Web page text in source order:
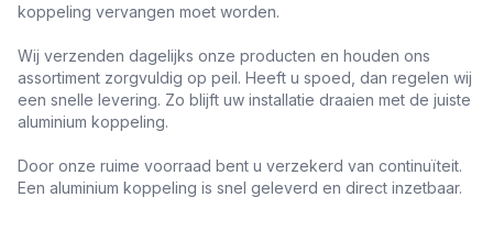
koppeling vervangen moet worden.
Wij verzenden dagelijks onze producten en houden ons
assortiment zorgvuldig op peil. Heeft u spoed, dan regelen wij
een snelle levering. Zo blijft uw installatie draaien met de juiste
aluminium koppeling.
Door onze ruime voorraad bent u verzekerd van continuïteit.
Een aluminium koppeling is snel geleverd en direct inzetbaar.